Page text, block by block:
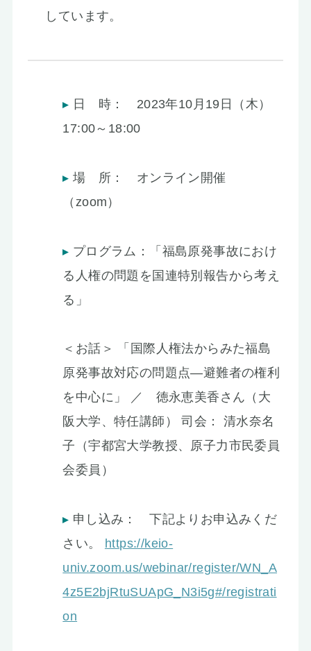
しています。
日 時： 2023年10月19日（木）
17:00～18:00
場 所： オンライン開催
（zoom）
プログラム：「福島原発事故におけ
る人権の問題を国連特別報告から考え
る」
＜お話＞ 「国際人権法からみた福島
原発事故対応の問題点—避難者の権利
を中心に」 ／ 徳永恵美香さん（大
阪大学、特任講師） 司会： 清水奈名
子（宇都宮大学教授、原子力市民委員
会委員）
申し込み： 下記よりお申込みくだ
さい。
https://keio-
univ.zoom.us/webinar/register/WN_A
4z5E2bjRtuSUApG_N3i5g#/registrati
on